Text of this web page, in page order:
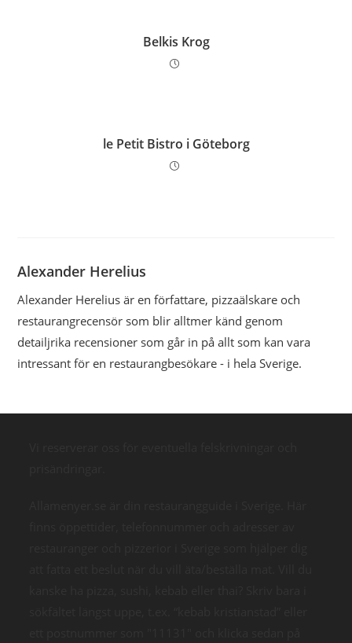
Belkis Krog
le Petit Bistro i Göteborg
Alexander Herelius
Alexander Herelius är en författare, pizzaälskare och
restaurangrecensör som blir alltmer känd genom
detailjrika recensioner som går in på allt som kan vara
intressant för en restaurangbesökare - i hela Sverige.